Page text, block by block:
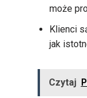
może
Klienci
jak
Czytaj